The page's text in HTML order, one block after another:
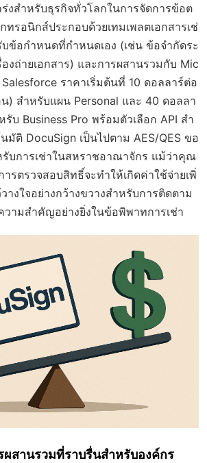
สำหรับธุรกิจทั่วโลกในการจัดการข้อต
ทรอนิกส์ประกอบด้วยเทมเพลตเอกสารเช่
ข้อกำหนดที่กำหนดเอง (เช่น ข้อจำกัดระ
งถ่ายเอกสาร) และการผสานรวมกับ Mic
ราคาเริ่มต้นที่ 10 ดอลลาร์ต่อ
) สำหรับแผน Personal และ 40 ดอลลา
รับ Business Pro พร้อมตัวเลือก API สำ
มัติ DocuSign เป็นไปตาม AES/QES ขอ
รับการเช่าในสหราชอาณาจักร แม้ว่าคุณ
ารตรวจสอบสิทธิ์จะทำให้เกิดค่าใช้จ่ายเพิ่
างใจอย่างกว้างขวางสำหรับการติดตาม
วามสำคัญอย่างยิ่งในข้อพิพาทการเช่า
ผสานรวมที่ราบรื่นสำหรับองค์กร